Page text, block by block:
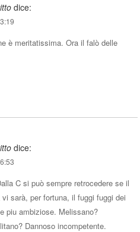
dice:
è meritatissima. Ora il falò delle
dice:
C si può sempre retrocedere se il
sarà, per fortuna, il fuggi fuggi dei
piu ambiziose. Melissano?
Dannoso incompetente.